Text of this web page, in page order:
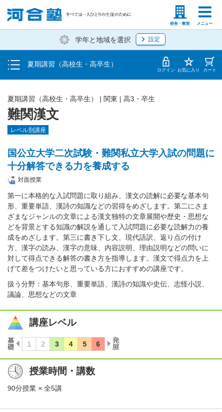
校舎・教室 メニュー
塾生の方 高等学校の先生
学年と地域を選択 設定
夏期講習（高校生・高卒生）
受講料・お申し込み方法
受講開始までの流れ
校舎・教室一覧 ログイン お気に入り カート
難関漢文
夏期講習（高校生・高卒生） | 関東 | 高3・卒生
レベル別講座
国公立大学二次試験・難関私立大学入試の問題に
十分解答できる力を養成する
対面授業
第一に本格的な入試問題に取り組み、漢文の読解に必要な基本句
形、重要単語、漢詩の知識などの習得をめざします。第二にさま
ざまなジャンルの文章による漢文独特の文章展開や歴史・思想な
どを背景とする知識の解説を通して入試問題に必要な読解力の養
成をめざします。第三に書き下し文、現代語訳、返り点の付け
方、漢字の読み、漢字の意味、内容説明、理由説明などの問いに
対して得点できる解答の書き方を指導します。漢文で得点力を上
げて差をつけたいと思っている方におすすめの講座です。
扱う分野：基本句形、重要単語、漢詩の知識や史伝、志怪小説、
議論、思想などの文章
講座レベル
授業時間・講数
90分授業 × 全5講